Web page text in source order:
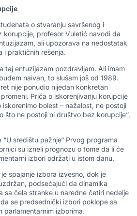
o stvaranju savršenog i
korupcije, profesor Vuletić navodi da
ali upozorava na nedostatak
i praktičnih rešenja.
taj entuzijazam pozdravljam. Ali imam
naivan, to slušam još od 1989.
nije ponudio nijedan konkretan
Priča o iskorenjivanju korupcije
bolest – nažalost, ne postoji
što ne postoji ni društvo bez korupcije”,
“U središtu pažnje“ Prvog programa
su izneli prognozu o tome da li će
izbori održati u istom danu.
spajanje izbora izvesno, dok je
podsećajući da dinamika
sa čela stranke u naredne četiri nedelje
se predsednički izbori poklope sa
parlamentarnim izborima.